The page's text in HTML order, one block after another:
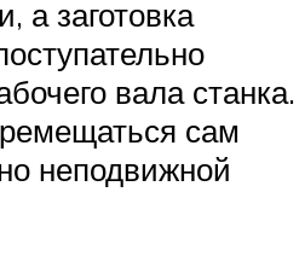
а заготовка
вала станка.
сам
неподвижной